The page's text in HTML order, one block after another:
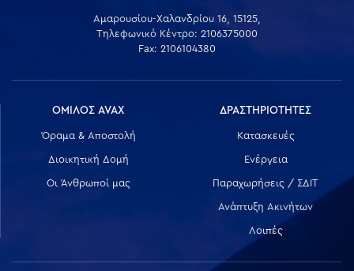
Αμαρουσίου-Χαλανδρίου 16, 15125,
Τηλεφωνικό Κέντρο: 2106375000
Fax: 2106104380
ΟΜΙΛΟΣ AVAX
Όραμα & Αποστολή
Διοικητική Δομή
Οι Άνθρωποί μας
ΔΡΑΣΤΗΡΙΟΤΗΤΕΣ
Κατασκευές
Ενέργεια
Παραχωρήσεις / ΣΔΙΤ
Ανάπτυξη Ακινήτων
Λοιπές